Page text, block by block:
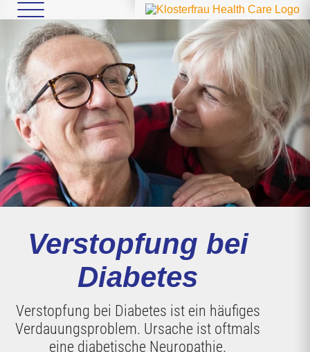
Verstopfung bei
Diabetes
Verstopfung bei Diabetes ist ein häufiges
Verdauungsproblem. Ursache ist oftmals
eine diabetische Neuropathie.